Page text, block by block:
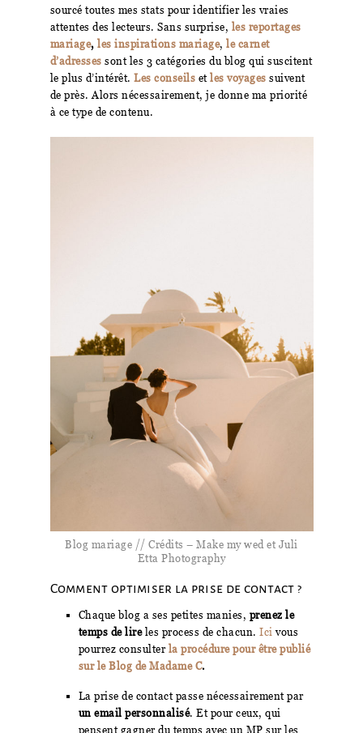
sourcé toutes mes stats pour identifier les vraies
attentes des lecteurs. Sans surprise, les reportages
mariage, les inspirations mariage, le carnet
d’adresses sont les 3 catégories du blog qui suscitent
le plus d’intérêt. Les conseils etles voyages suivent
de près. Alors nécessairement, je donne ma priorité
à ce type de contenu.
Blog mariage // Crédits – Make my wed et Juli
Etta Photography
Comment optimiser la prise de contact ?
Chaque blog a ses petites manies, prenez le
temps de lireles process de chacun. Icivous
pourrez consulterla procédure pour être publié
sur le Blog de Madame C.
La prise de contact passe nécessairement par
un email personnalisé. Et pour ceux, qui
pensent gagner du temps avec un MP sur les